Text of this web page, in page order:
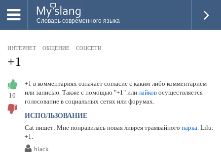
Словарь современного языка
НОВОЕ
ПОПУЛЯРНОЕ
ПРОВЕРИТЬ ЗНАНИЯ
ДОБАВИТЬ СЛОВО
ПРОСВЕТИТЕЛИ
ИНТЕРНЕТ ОБЩЕНИЕ СОЦСЕТИ
+1
10
+1 в комментариях означает согласие с каким-либо комментарием
или записью. Также с помощью "+1" или лайков осуществляется
голосование в социальных сетях или форумах.
ИСПОЛЬЗОВАНИЕ
Cat пишет: Мне понравилась новая ливрея трамвайного парка. Lilu:
+1.
black